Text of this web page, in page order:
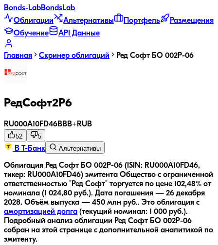
Bonds-LabBondsLab
Облигации
Альтернативы Портфель
Размещения
Обучение
API Данные
Главная Скринер облигаций Ред Софт БО 002Р-06
РедСофт2P6
RU000A10FD46BBB+ RUB
52 5
В Т-Банк Альтернативы
Облигация Ред Софт БО 002Р-06 (ISIN: RU000A10FD46,
тикер: RU000A10FD46) эмитента Общество с ограниченной
ответственностью "Ред Софт" торгуется по цене 102,48% от
номинала (1 024,80 руб.). Дата погашения — 26 декабря
2028. Объём выпуска — 450 млн руб.. Это облигация с
амортизацией долга (текущий номинал: 1 000 руб.).
Подробный анализ облигации Ред Софт БО 002Р-06
собран на этой странице с дополнительной аналитикой по
эмитенту.